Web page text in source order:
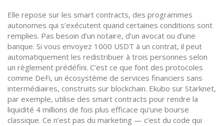
Elle repose sur les smart contracts, des programmes
autonomes qui s’exécutent quand certaines conditions sont
remplies. Pas besoin d’un notaire, d’un avocat ou d’une
banque. Si vous envoyez 1000 USDT à un contrat, il peut
automatiquement les redistribuer à trois personnes selon
un règlement prédéfini. C’est ce que font des protocoles
comme DeFi, un écosystème de services financiers sans
intermédiaires, construits sur blockchain. Ekubo sur Starknet,
par exemple, utilise des smart contracts pour rendre la
liquidité 4 millions de fois plus efficace qu’une bourse
classique. Ce n’est pas du marketing — c’est du code qui